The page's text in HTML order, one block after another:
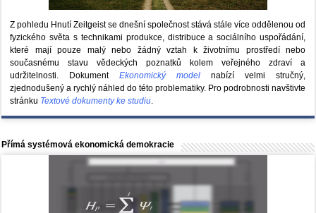
Z pohledu Hnutí Zeitgeist se dnešní společnost stává stále více oddělenou od
fyzického světa s technikami produkce, distribuce a sociálního uspořádání,
které mají pouze malý nebo žádný vztah k životnímu prostředí nebo
současnému stavu vědeckých poznatků kolem veřejného zdraví a
udržitelnosti. DokumentEkonomický model nabízí velmi stručný,
zjednodušený a rychlý náhled do této problematiky. Pro podrobnosti navštivte
stránku Textové dokumenty ke studiu.
Přímá systémová ekonomická demokracie